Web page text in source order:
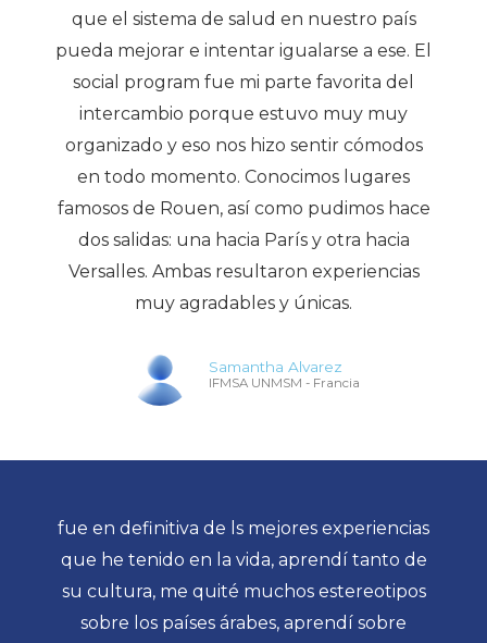
que el sistema de salud en nuestro país
pueda mejorar e intentar igualarse a ese. El
social program fue mi parte favorita del
intercambio porque estuvo muy muy
organizado y eso nos hizo sentir cómodos
en todo momento. Conocimos lugares
famosos de Rouen, así como pudimos hace
dos salidas: una hacia París y otra hacia
Versalles. Ambas resultaron experiencias
muy agradables y únicas.
Samantha Alvarez
IFMSA UNMSM - Francia
fue en definitiva de ls mejores experiencias
que he tenido en la vida, aprendí tanto de
su cultura, me quité muchos estereotipos
sobre los países árabes, aprendí sobre